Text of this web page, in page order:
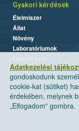
Adatkezelési
gondoskodunk
cookie-kat (sütiket)
érdekében, melynek
„Elfogadom” gombra.
Gyakori kérdések
Élelmiszer
Állat
Növény
Laboratóriumok